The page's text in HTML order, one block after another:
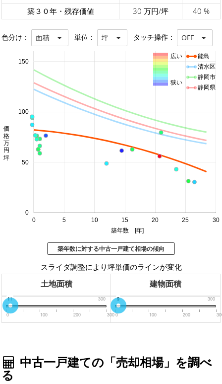
築３０年・残存価値
30 万円/坪 40 %
色分け： 面積 単位： 坪 タッチ操作： OFF
0 5 10 15 20 25 30
0
50
100
150
築年数 [年]
価格 万円/坪
能島
清水区
静岡市
静岡県
広い
狭い
築年数に対する中古一戸建て相場の傾向
スライダ調整により坪単価のラインが変化
土地面積 建物面積
0 300
11
0 100 200 300
0 300
9
0 100 200
中古一戸建ての「売却相場」を調べ
る